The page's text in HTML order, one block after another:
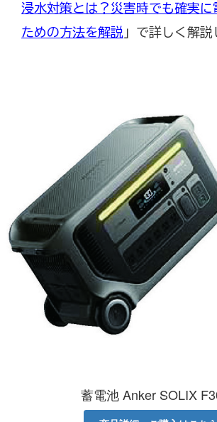
浸水対策とは？災害時でも確実に
ための方法を解説 」で詳しく解説
蓄電池 Anker SOLIX